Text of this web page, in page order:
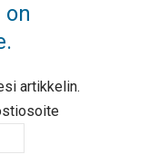
artikkelin.